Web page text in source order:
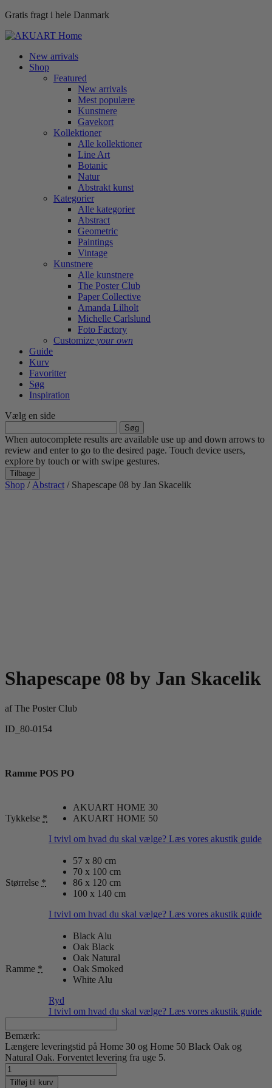
Gratis fragt i hele Danmark
New arrivals
Shop
Featured
New arrivals
Mest populære
Kunstnere
Gavekort
Kollektioner
Alle kollektioner
Line Art
Botanic
Natur
Abstrakt kunst
Kategorier
Alle kategorier
Abstract
Geometric
Paintings
Vintage
Kunstnere
Alle kunstnere
The Poster Club
Paper Collective
Amanda Lilholt
Michelle Carlslund
Foto Factory
Customize your own
Guide
Kurv
Favoritter
Søg
Inspiration
Vælg en side
efter:
When autocomplete results are available use up and down arrows to
review and enter to go to the desired page. Touch device users,
explore by touch or with swipe gestures.
Tilbage
Shop / Abstract / Shapescape 08 by Jan Skacelik
Shapescape 08 by Jan Skacelik
afThe Poster Club
ID_80-0154
Ramme POS PO
Tykkelse *
AKUART HOME 30
AKUART HOME 50
I tvivl om hvad du skal vælge? Læs vores akustik guide
Størrelse *
57 x 80 cm
70 x 100 cm
86 x 120 cm
100 x 140 cm
I tvivl om hvad du skal vælge? Læs vores akustik guide
Ramme *
Black Alu
Oak Black
Oak Natural
Oak Smoked
White Alu
Ryd
I tvivl om hvad du skal vælge? Læs vores akustik guide
Bemærk:
Længere leveringstid på Home 30 og Home 50 Black Oak og
Natural Oak. Forventet levering fra uge 5.
Shapescape
08Tilføj til kurv